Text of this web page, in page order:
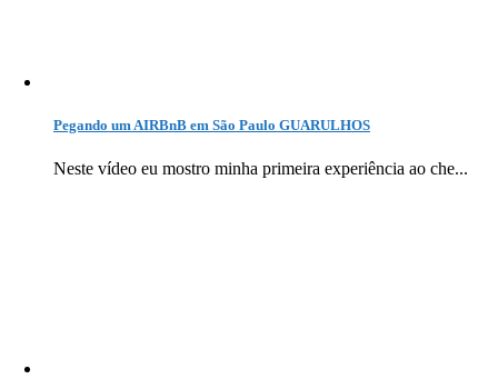
Pegando um AIRBnB em São Paulo GUARULHOS
Neste vídeo eu mostro minha primeira experiência ao che...